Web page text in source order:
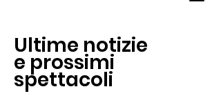
Ultime notizie
e prossimi
spettacoli